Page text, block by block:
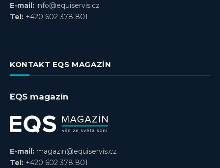
E-mail: info@equiservis.cz
Tel: +420 602 378 801
KONTAKT EQS MAGAZÍN
EQS magazín
E-mail: magazin@equiservis.cz
Tel: +420 602 378 801